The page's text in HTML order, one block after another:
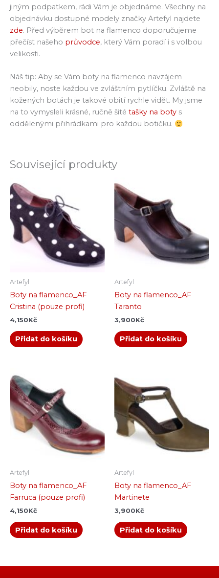
jiným podpatkem, rádi Vám je objednáme. Všechny na
objednávku dostupné modely značky Artefyl najdete
zde. Před výběrem bot na flamenco doporučujeme
přečíst našeho průvodce, který Vám poradí i s volbou
velikosti.
Náš tip: Aby se Vám boty na flamenco navzájem
neobily, noste každou ve zvláštním pytlíčku. Zvláště na
kožených botách je takové obití rychle vidět. My jsme
na to vymysleli krásné, ručně šité tašky na boty s
oddělenými přihrádkami pro každou botičku.
Související produkty
Artefyl
Boty na flamenco_AF
Cristina (pouze profi)
4,150Kč
Přidat do košíku
Artefyl
Boty na flamenco_AF
Taranto
3,900Kč
Přidat do košíku
Artefyl
Boty na flamenco_AF
Farruca (pouze profi)
4,150Kč
Přidat do košíku
Artefyl
Boty na flamenco_AF
Martinete
3,900Kč
Přidat do košíku